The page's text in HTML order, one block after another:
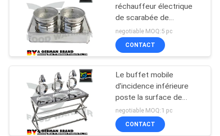
réchauffeur électrique
de scarabée de
rectangle le double a
délivré un certificat 220v
50Hz 400w
negotiable MOQ:5 pc
CONTACT
Le buffet mobile
d'incidence inférieure
poste la surface de
polissage de preuve
d'huile de structure
compacte
negotiable MOQ:1 pc
CONTACT